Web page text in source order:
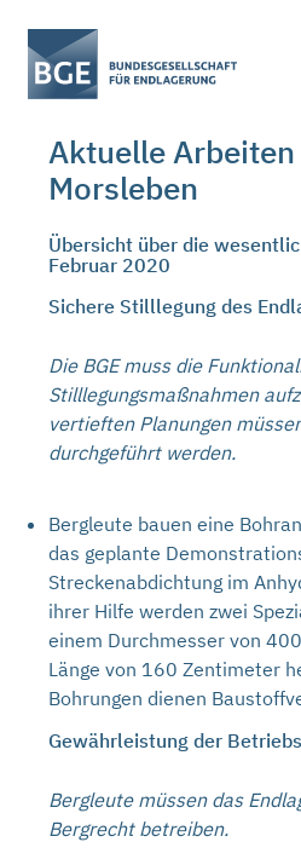
aus
folgenden
Bereichen
springen:
Inhaltsbereich
Navigation
Metamenü
Servicemenü
Aktuelle
Morsleben
Übersicht über die
Februar 2020
Sichere Stilllegung des
Die BGE muss die
Stilllegungsmaßnahmen
vertieften Planungen
durchgeführt werden.
Bergleute bauen eine
das geplante
Streckenabdichtung im
ihrer Hilfe werden zwei
einem Durchmesser von
Länge von 160 Zentimeter
Bohrungen dienen
Gewährleistung der
Bergleute müssen das
Bergrecht betreiben.